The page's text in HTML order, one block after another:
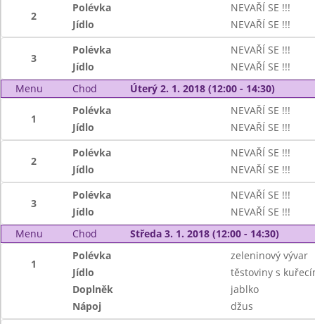
2
Polévka
NEVAŘÍ SE !!!
Jídlo
NEVAŘÍ SE !!!
3
Polévka
NEVAŘÍ SE !!!
Jídlo
NEVAŘÍ SE !!!
Menu
Chod Úterý 2. 1. 2018 (12:00 - 14:30)
1
Polévka
NEVAŘÍ SE !!!
Jídlo
NEVAŘÍ SE !!!
2
Polévka
NEVAŘÍ SE !!!
Jídlo
NEVAŘÍ SE !!!
3
Polévka
NEVAŘÍ SE !!!
Jídlo
NEVAŘÍ SE !!!
Menu
Chod Středa 3. 1. 2018 (12:00 - 14:30)
1
Polévka
zeleninový vývar
Jídlo
těstoviny s
Doplněk
jablko
Nápoj
džus